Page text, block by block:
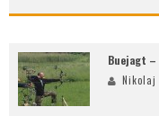
Buejagt
Nikolaj